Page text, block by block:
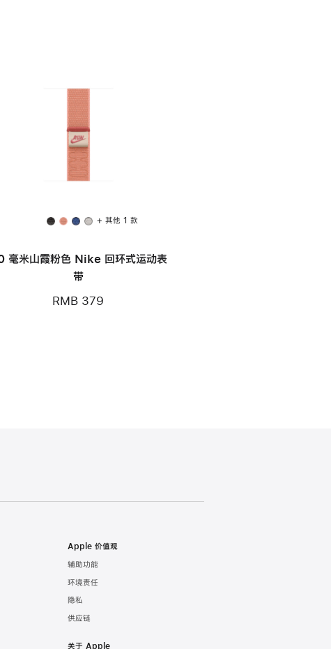
+ 其他 1 款
毫米山霞粉色 Nike 回环式运动表
带
RMB 379
Apple 价值观
辅助功能
环境责任
隐私
供应链
关于 Apple